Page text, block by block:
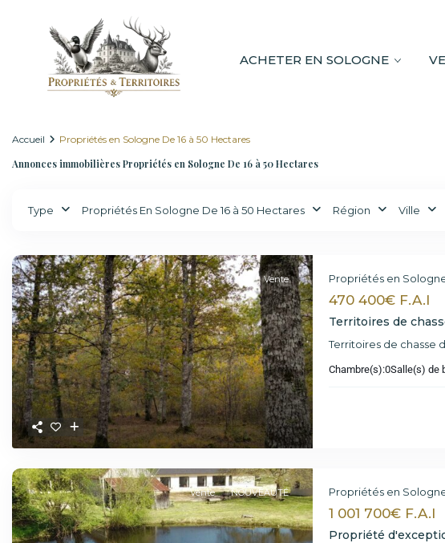
ACHETER EN SOLOGNE
Accueil Propriétés en Sologne De 16 à 50 Hectares
Annonces immobilières Propriétés en Sologne De 16 à 50 Hectares
Type Propriétés En Sologne De 16 à 50 Hectares Région Ville
Vente Propriétés en
470 400€ F.A.I
Territoires de
Territoires de chasse
Chambre(s):0Salle(s) de
Vente NOUVEAUTÉ Propriétés en
1 001 700€ F.A.I
Propriété